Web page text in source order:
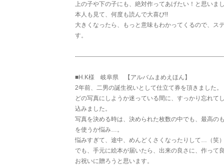
上の子や下の子にも、絶対作ってあげたい！と思いま
本人も見て、何度も読んで大喜び!!
大きくなったら、もっと意味もわかってくるので、ス
す。
■H.K様 岐阜県 【アルバムまめえほん】
2年前、二男の誕生祝いとして仕立て券を頂きました。
どの写真にしようか迷っている間に、すっかり忘れて
込みました。
写真を決める時は、決められた枚数の中でも、最高の
を使うか悩み…。
悩みすぎて、途中、めんどくさくなったりして…（笑
でも、手元に絵本が届いたら、出来の良さに、作って
お祝いに贈ろうと思います。